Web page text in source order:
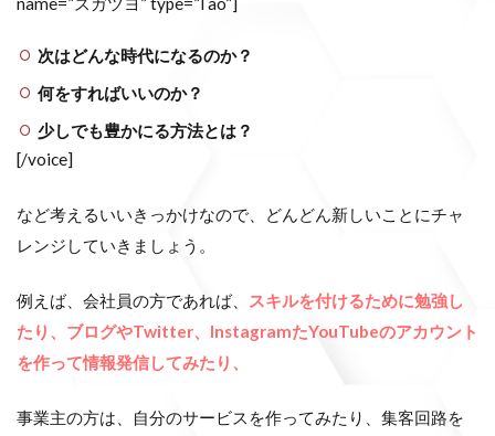
次はどんな時代になるのか？
何をすればいいのか？
少しでも豊かにる方法とは？
[/voice]
など考えるいいきっかけなので、どんどん新しいことにチャ
レンジしていきましょう。
例えば、会社員の方であれば、
スキルを付けるために勉強し
たり、ブログやTwitter、InstagramたYouTubeのアカウント
を作って情報発信してみたり、
事業主の方は、自分のサービスを作ってみたり、集客回路を